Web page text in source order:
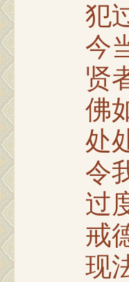
犯过
今当
贤者
佛如
处处
令我
过度
戒德
现法